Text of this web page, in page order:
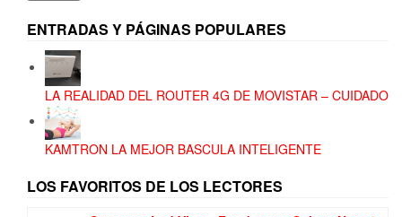
ENTRADAS Y PÁGINAS POPULARES
LA REALIDAD DEL ROUTER 4G DE MOVISTAR – CUIDADO
KAMTRON LA MEJOR BASCULA INTELIGENTE
LOS FAVORITOS DE LOS LECTORES